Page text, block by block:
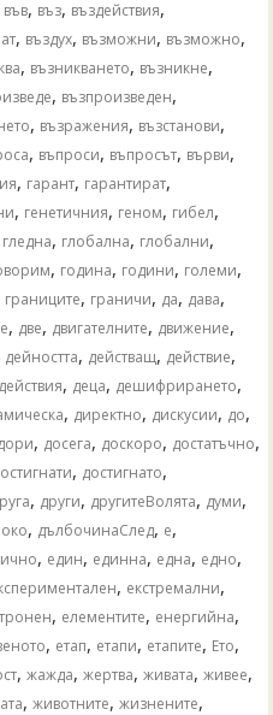
във, въз, въздействия,
, въздух, възможни, възможно,
, възникването, възникне,
, възпроизведен,
, възражения, възстанови,
, въпроси, въпросът, върви,
, гарант, гарантират,
, генетичния, геном, гибел,
гледна, глобална, глобални,
, година, години, големи,
границите, граничи, да, дава,
, две, двигателните, движение,
дейността, действащ, действие,
действия, деца, дешифрирането,
, директно, дискусии, до,
, досега, доскоро, достатъчно,
, достигнато,
, други, другитеВолята, думи,
, дълбочинаСлед, е,
, един, единна, една, едно,
, екстремални,
, елементите, енергийна,
, етап, етапи, етапите, Ето,
,жажда,жертва,живата,живее,
,животните,жизнените,